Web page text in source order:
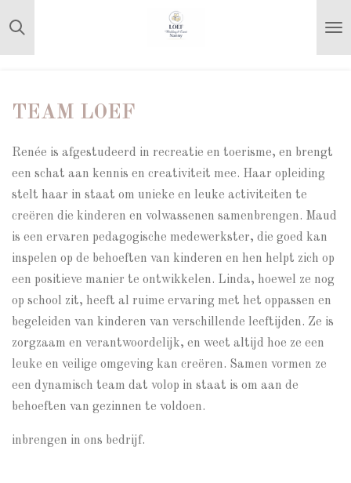
Ga
direct
hoofdinhoud
TEAM LOEF
Renée is afgestudeerd in recreatie en toerisme, en brengt
een schat aan kennis en creativiteit mee. Haar opleiding
stelt haar in staat om unieke en leuke activiteiten te
creëren die kinderen en volwassenen samenbrengen. Maud
is een ervaren pedagogische medewerkster, die goed kan
inspelen op de behoeften van kinderen en hen helpt zich op
een positieve manier te ontwikkelen. Linda, hoewel ze nog
op school zit, heeft al ruime ervaring met het oppassen en
begeleiden van kinderen van verschillende leeftijden. Ze is
zorgzaam en verantwoordelijk, en weet altijd hoe ze een
leuke en veilige omgeving kan creëren. Samen vormen ze
een dynamisch team dat volop in staat is om aan de
behoeften van gezinnen te voldoen.
inbrengen in ons bedrijf.